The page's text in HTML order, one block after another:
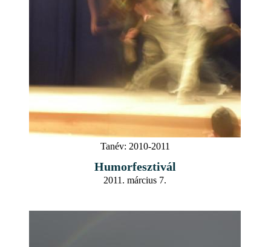
Tanév: 2010-2011
Humorfesztivál
2011. március 7.